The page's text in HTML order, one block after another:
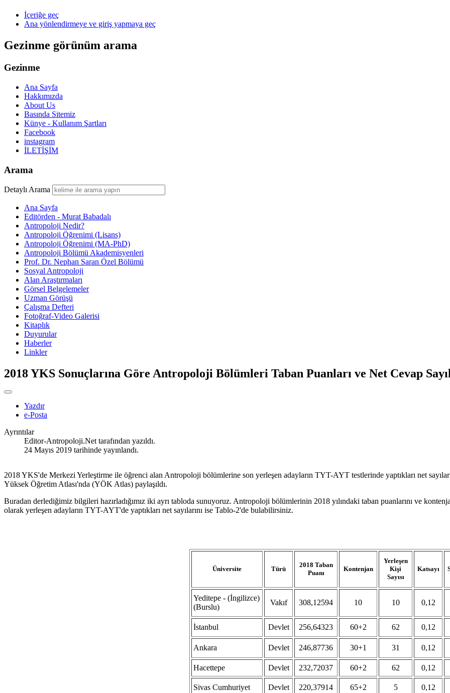
İçeriğe geç
Ana yönlendirmeye ve giriş yapmaya geç
Gezinme görünüm arama
Gezinme
Ana Sayfa
Hakkımızda
About Us
Basında Sitemiz
Künye - Kullanım Şartları
Facebook
instagram
İLETİŞİM
Arama
Detaylı Arama
Ana Sayfa
Editörden - Murat Babadalı
Antropoloji Nedir?
Antropoloji Öğrenimi (Lisans)
Antropoloji Öğrenimi (MA-PhD)
Antropoloji Bölümü Akademisyenleri
Prof. Dr. Nephan Saran Özel Bölümü
Sosyal Antropoloji
Alan Araştırmaları
Görsel Belgelemeler
Uzman Görüşü
Çalışma Defteri
Fotoğraf-Video Galerisi
Kitaplık
Duyurular
Haberler
Linkler
2018 YKS Sonuçlarına Göre Antropoloji Bölümleri Taban Puanları ve Net Cevap
Yazdır
e-Posta
Ayrıntılar
Editor-Antropoloji.Net tarafından yazıldı.
24 Mayıs 2019 tarihinde yayınlandı.
2018 YKS'de Merkezi Yerleştirme ile öğrenci alan Antropoloji bölümlerine son yerleşen adayların TYT-AYT testlerinde yaptıkları net
Yüksek Öğretim Atlası'nda (YÖK Atlas) paylaşıldı.
Buradan derlediğimiz bilgileri hazırladığımız iki ayrı tabloda sunuyoruz. Antropoloji bölümlerinin 2018 yılındaki taban puanlarını ve
olarak yerleşen adayların TYT-AYT'de yaptıkları net sayılarını ise Tablo-2'de bulabilirsiniz.
Üniversite Türü
2018 Taban
Puanı
Kontenjan
Yerleşen
Kişi
Sayısı
Katsayı
Yeditepe - (İngilizce)
(Burslu)
Vakıf 308,12594 10 10 0,12
İstanbul Devlet 256,64323 60+2 62 0,12
Ankara Devlet 246,87736 30+1 31 0,12
Hacettepe Devlet 232,72037 60+2 62 0,12
Sivas Cumhuriyet Devlet 220,37914 65+2 5 0,12